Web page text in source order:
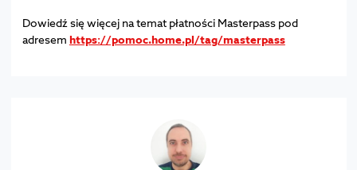
Dowiedź się więcej na temat płatności Masterpass pod
adresem https://pomoc.home.pl/tag/masterpass